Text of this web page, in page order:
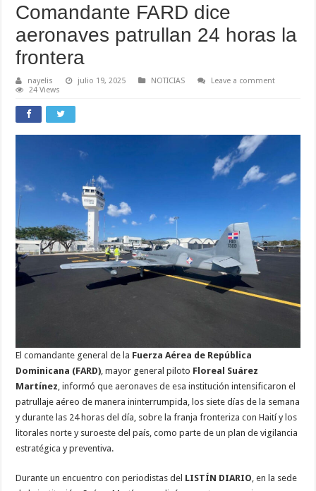
Comandante FARD dice
aeronaves patrullan 24 horas la
frontera
nayelis julio 19, 2025 NOTICIAS
Leave a comment
24 Views
El comandante general de la Fuerza Aérea de República
Dominicana (FARD), mayor general piloto Floreal Suárez
Martínez, informó que aeronaves de esa institución intensificaron el
patrullaje aéreo de manera ininterrumpida, los siete días de la semana
y durante las 24 horas del día, sobre la franja fronteriza con Haití y los
litorales norte y suroeste del país, como parte de un plan de vigilancia
estratégica y preventiva.
Durante un encuentro con periodistas del LISTÍN DIARIO, en la sede